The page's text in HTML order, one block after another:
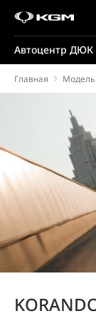
Автоцентр ДЮК
Главная